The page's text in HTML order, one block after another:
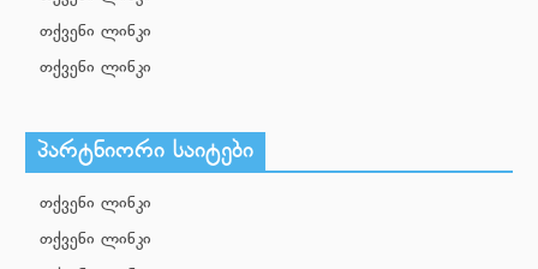
თქვენი ლინკი
თქვენი ლინკი
პარტნიორი საიტები
თქვენი ლინკი
თქვენი ლინკი